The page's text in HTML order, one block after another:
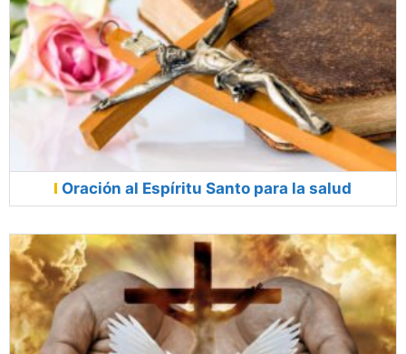
Oración al Espíritu Santo para la salud